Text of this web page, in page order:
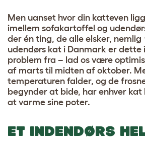
Men uanset hvor din katteven
imellem sofakartoffel og
der én ting, de alle elsker, nemlig
udendørs kat i Danmark er dette
problem fra – lad os være
af marts til midten af oktober.
temperaturen falder, og de
begynder at bide, har enhver kat
at varme sine poter.
ET INDENDØRS